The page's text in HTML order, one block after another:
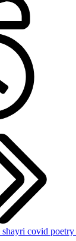
shayri covid poetry